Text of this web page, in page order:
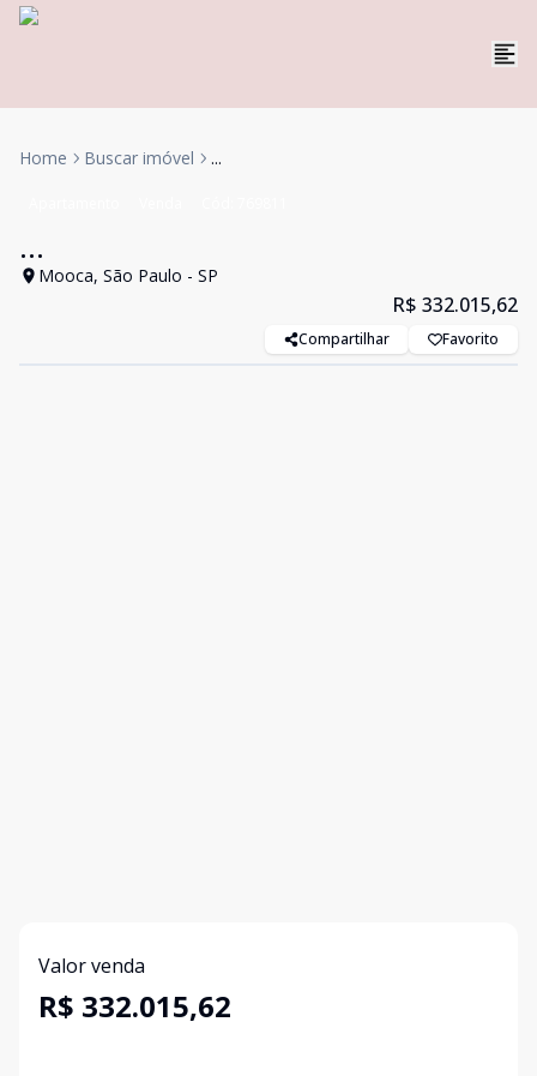
Home Buscar imóvel ...
...
Mooca, São Paulo - SP
R$ 332.015,62
Compartilhar Favorito
Valor venda
R$ 332.015,62